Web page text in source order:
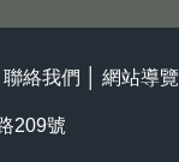
聯絡我們 網站導覽
209號